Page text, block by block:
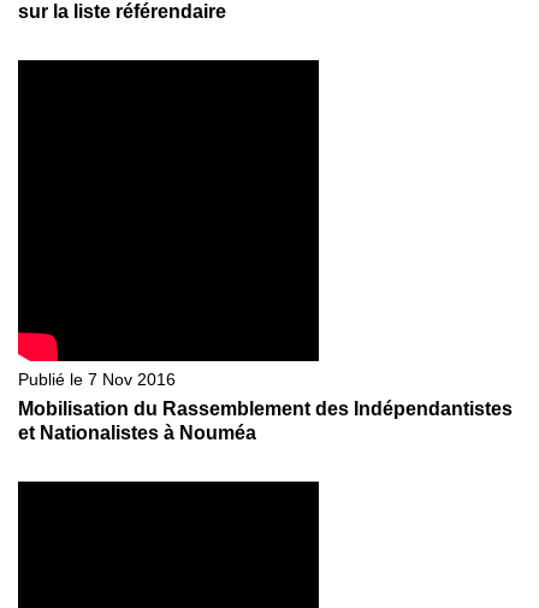
sur la liste référendaire
Publié le 7 Nov 2016
Mobilisation du Rassemblement des Indépendantistes
et Nationalistes à Nouméa